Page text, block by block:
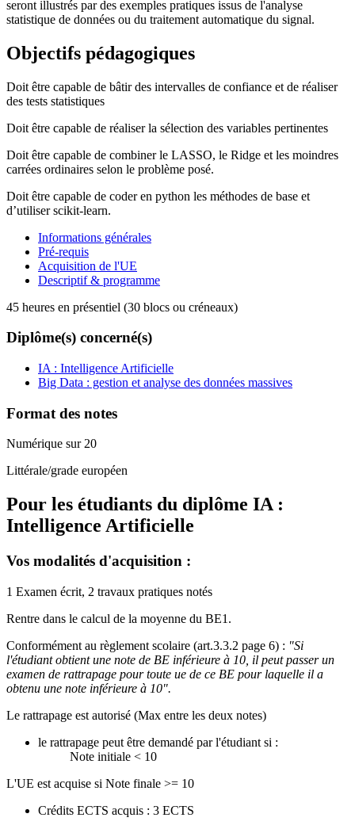
seront illustrés par des exemples pratiques issus de l'analyse
statistique de données ou du traitement automatique du signal.
Objectifs pédagogiques
Doit être capable de bâtir des intervalles de confiance et de réaliser
des tests statistiques
Doit être capable de réaliser la sélection des variables pertinentes
Doit être capable de combiner le LASSO, le Ridge et les moindres
carrées ordinaires selon le problème posé.
Doit être capable de coder en python les méthodes de base et
d’utiliser scikit-learn.
Informations générales
Pré-requis
Acquisition de l'UE
Descriptif & programme
45 heures en présentiel (30 blocs ou créneaux)
Diplôme(s) concerné(s)
IA : Intelligence Artificielle
Big Data : gestion et analyse des données massives
Format des notes
Numérique sur 20
Littérale/grade européen
Pour les étudiants du diplôme IA :
Intelligence Artificielle
Vos modalités d'acquisition :
1 Examen écrit, 2 travaux pratiques notés
Rentre dans le calcul de la moyenne du BE1.
Conformément au règlement scolaire (art.3.3.2 page 6) : "Si
l'étudiant obtient une note de BE inférieure à 10, il peut passer un
examen de rattrapage pour toute ue de ce BE pour laquelle il a
obtenu une note inférieure à 10".
Le rattrapage est autorisé (Max entre les deux notes)
le rattrapage peut être demandé par l'étudiant si :
Note initiale < 10
L'UE est acquise si Note finale >= 10
Crédits ECTS acquis : 3 ECTS